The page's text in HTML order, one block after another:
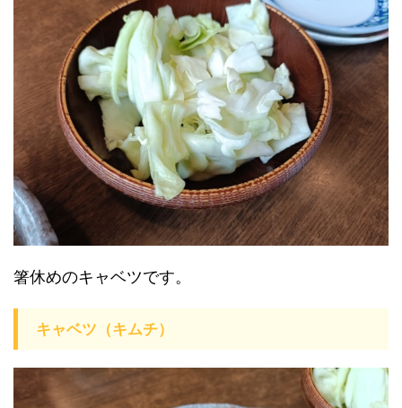
箸休めのキャベツです。
キャベツ（キムチ）